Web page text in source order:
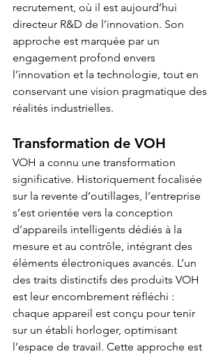
recrutement, où il est aujourd’hui
directeur R&D de l’innovation. Son
approche est marquée par un
engagement profond envers
l’innovation et la technologie, tout en
conservant une vision pragmatique des
réalités industrielles.
Transformation de VOH
VOH a connu une transformation
significative. Historiquement focalisée
sur la revente d’outillages, l’entreprise
s’est orientée vers la conception
d’appareils intelligents dédiés à la
mesure et au contrôle, intégrant des
éléments électroniques avancés. L’un
des traits distinctifs des produits VOH
est leur encombrement réfléchi :
chaque appareil est conçu pour tenir
sur un établi horloger, optimisant
l’espace de travail. Cette approche est